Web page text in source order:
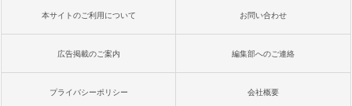
本サイトのご利用について お問い合わせ
広告掲載のご案内 編集部へのご連絡
プライバシーポリシー 会社概要